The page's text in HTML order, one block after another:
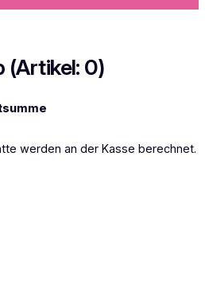
m
(Artikel: 0)
werden an der Kasse berechnet.